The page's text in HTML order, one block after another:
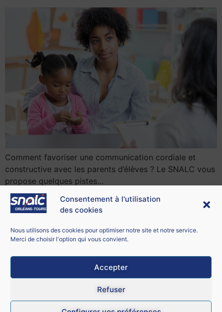
Consentement à l'utilisation
des cookies
Nous utilisons des cookies pour optimiser notre site et notre service.
Merci de choisir l'option qui vous convient.
Accepter
Refuser
Comment favoriser une communication cordiale et
constructive avec les parents d’élèves ? Le SNALC vous
propose quelques pistes…
Contacter le SNALC Orléans-Tours
21 bis rue George Sand
18100 Vierzon
Mentions légales
CGU